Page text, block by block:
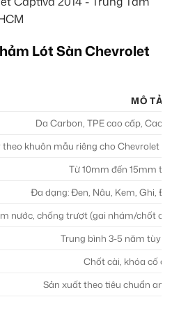
Lót Sàn Chevrolet
MÔ TẢ
Da Carbon, TPE cao cấp, Cao
khuôn mẫu riêng cho Chevrolet
Từ 10mm đến 15mm
Đa dạng: Đen, Nâu, Kem, Ghi,
nước, chống trượt (gai nhám/chốt
Trung bình 3-5 năm tùy
Chốt cài, khóa cố
Sản xuất theo tiêu chuẩn an